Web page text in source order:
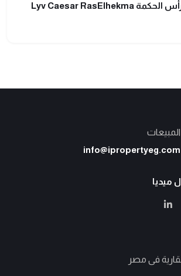
قرية ليف سيزار رأس الحكمة Lyv Caesar RasElhekma
المبيعات
info@ipropertyeg.com
ميديا
فى مصر